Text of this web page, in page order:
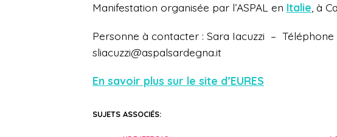
Manifestation organisée par l’ASPAL en Italie , à
Personne à contacter : Sara Iacuzzi – Téléphone
sliacuzzi@aspalsardegna.it
En savoir plus sur le site d’EURES
SUJETS ASSOCIÉS: